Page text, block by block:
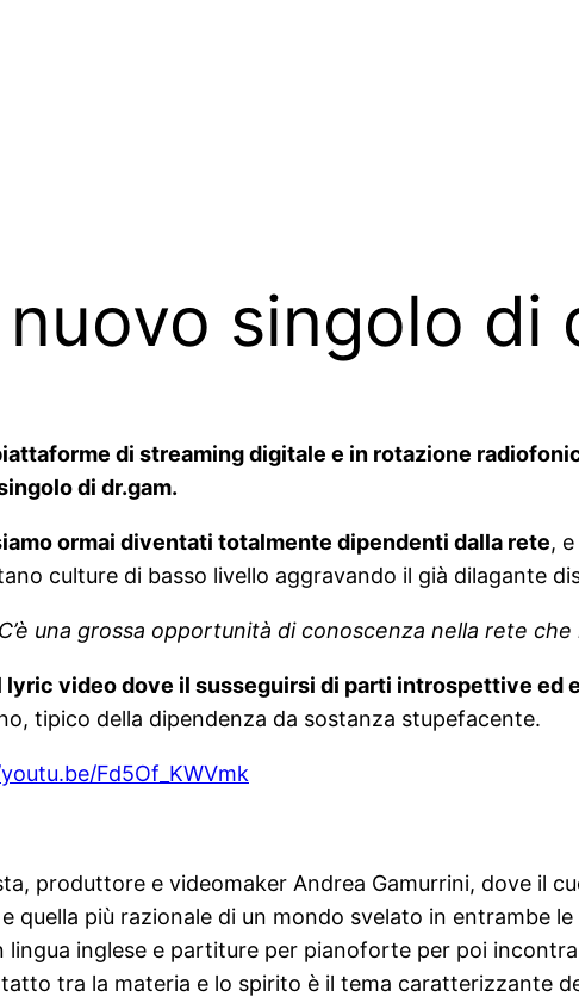
nuovo singolo di
di streaming digitale e in rotazione
di dr.gam.
ormai diventati totalmente dipendenti dalla rete,
culture di basso livello aggravando il già dilagante
una grossa opportunità di conoscenza nella rete
lyric video dove il susseguirsi di parti introspettive ed
tipico della dipendenza da sostanza stupefacente.
Fd5Of_KWVmk
produttore e videomaker Andrea Gamurrini, dove il
quella più razionale di un mondo svelato in entrambe
inglese e partiture per pianoforte per poi
tra la materia e lo spirito è il tema caratterizzante